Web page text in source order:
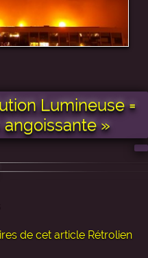
Lumineuse =
»
de cet article Rétrolien